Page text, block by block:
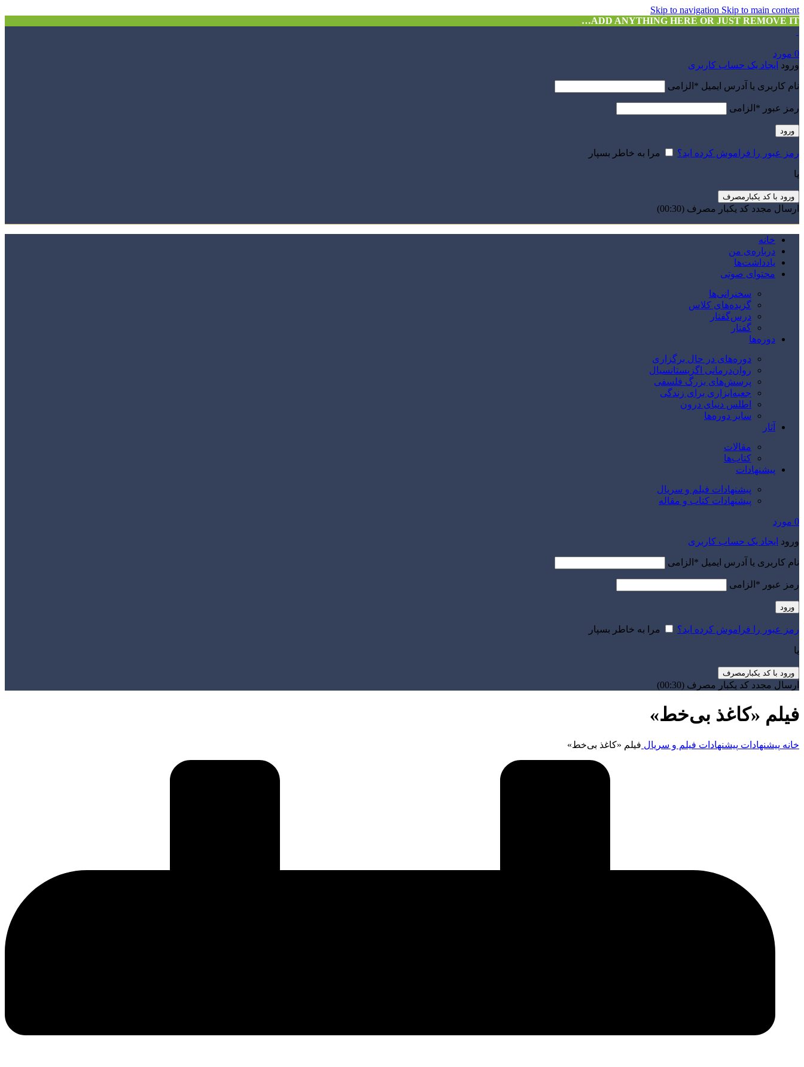
Skip to navigation Skip to main content
ADD ANYTHING HERE OR JUST REMOVE IT…
0 مورد
ورود ایجاد یک حساب کاربری
نام کاربری یا آدرس ایمیل * الزامی
رمز عبور * الزامی
ورود
رمز عبور را فراموش کرده اید؟ مرا به خاطر بسپار
یا
ورود با کد یکبارمصرف
ارسال مجدد کد یکبار مصرف (00:
30
)
خانه
درباره‌ی من
یادداشت‌ها
محتوای صوتی
سخنرانی‌ها
گزیده‌های کلاس
درس‌گفتار
گفتار
دوره‌ها
دوره‌های در حال برگزاری
روان‌درمانی اگزیستانسیال
پرسش‌های بزرگ فلسفی
جعبه‌ابزاری برای زندگی
اطلس دنیای درون
سایر دوره‌ها
آثار
مقالات
کتاب‌ها
پیشنهادات
پیشنهادات فیلم و سریال
پیشنهادات کتاب و مقاله
0 مورد
ورود ایجاد یک حساب کاربری
نام کاربری یا آدرس ایمیل * الزامی
رمز عبور * الزامی
ورود
رمز عبور را فراموش کرده اید؟ مرا به خاطر بسپار
یا
ورود با کد یکبارمصرف
ارسال مجدد کد یکبار مصرف (00:
30
)
فیلم «کاغذ بی‌خط»
خانه پیشنهادات پیشنهادات فیلم و سریال فیلم «کاغذ بی‌خط»